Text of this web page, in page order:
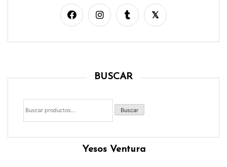
BUSCAR
Buscar
por:
Buscar
Yesos Ventura